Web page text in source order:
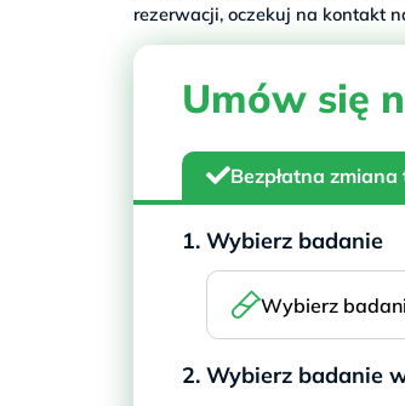
rezerwacji, oczekuj na kontakt
Umów się
Bezpłatna zmiana
1. Wybierz badanie
Wybierz
2. Wybierz badanie